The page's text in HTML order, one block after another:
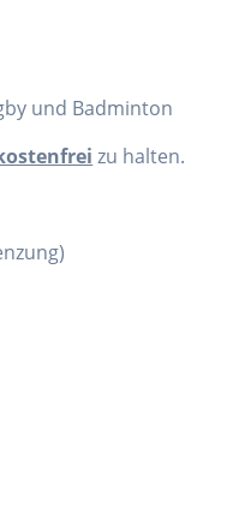
und Badminton
zu halten.